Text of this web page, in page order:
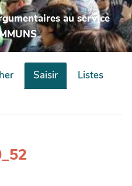
au service
Saisir
Listes